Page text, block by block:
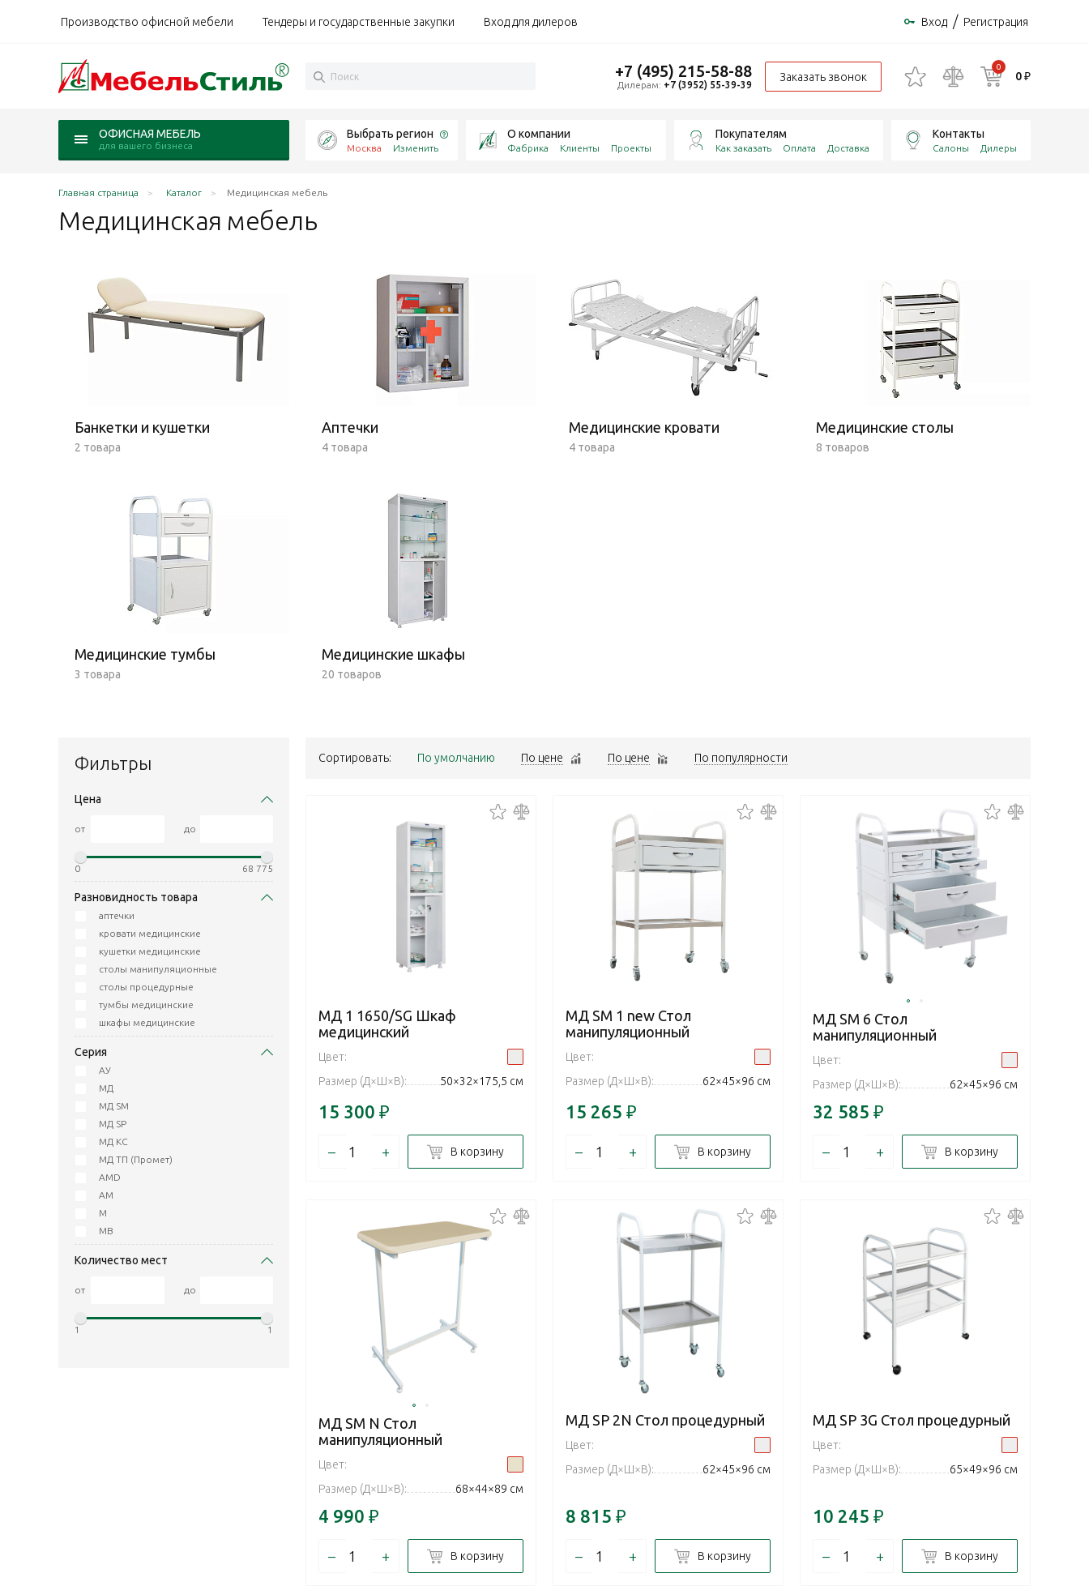
Производство офисной мебели Тендеры и государственные закупки Вход для дилеров Вход / Регистрация
+7 (495) 215-58-88
Дилерам: +7 (3952) 55-39-39
Заказать звонок
0
0 ₽
ОФИСНАЯ МЕБЕЛЬ
для вашего бизнеса
Выбрать регион
Москва Изменить
О компании
Фабрика Клиенты Проекты
Покупателям
Как заказать Оплата Доставка
Контакты
Салоны Дилеры
Главная страница Каталог Медицинская мебель
Медицинская мебель
Банкетки и кушетки
2 товара
Аптечки
4 товара
Медицинские кровати
4 товара
Медицинские столы
8 товаров
Медицинские тумбы
3 товара
Медицинские шкафы
20 товаров
Фильтры
Цена
от до
0 68 775
Разновидность товара
аптечки
кровати медицинские
кушетки медицинские
столы манипуляционные
столы процедурные
тумбы медицинские
шкафы медицинские
Серия
АУ
МД
МД SM
МД SP
МД КС
МД ТП (Промет)
AMD
АМ
M
МВ
Количество мест
от до
1 1
Сортировать: По умолчанию По цене По цене По популярности
МД 1 1650/SG Шкаф
медицинский
Цвет:
Размер (Д×Ш×В):
50×32×175,5 см
15 300 ₽
– + В корзину
МД SM 1 new Стол
манипуляционный
Цвет:
Размер (Д×Ш×В):
62×45×96 см
15 265 ₽
– + В корзину
МД SM 6 Стол
манипуляционный
Цвет:
Размер (Д×Ш×В):
62×45×96 см
32 585 ₽
– + В корзину
МД SM N Стол
манипуляционный
Цвет:
Размер (Д×Ш×В):
68×44×89 см
4 990 ₽
– + В корзину
МД SP 2N Стол процедурный
Цвет:
Размер (Д×Ш×В):
62×45×96 см
8 815 ₽
– + В корзину
МД SP 3G Стол процедурный
Цвет:
Размер (Д×Ш×В):
65×49×96 см
10 245 ₽
– + В корзину